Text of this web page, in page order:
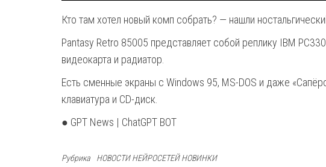
Кто там хотел новый комп собрать? — нашли
Pantasy Retro 85005 представляет собой реплику IBM
видеокарта и радиатор.
Есть сменные экраны с Windows 95, MS-DOS и даже
клавиатура и CD-диск.
● GPT News | ChatGPT BOT
Рубрика НОВОСТИ НЕЙРОСЕТЕЙ НОВИНКИ